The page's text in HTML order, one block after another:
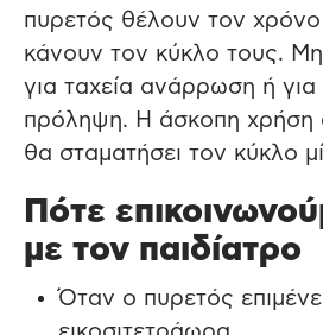
πυρετός θέλουν τον
κάνουν τον κύκλο τους. Μη
για ταχεία ανάρρωση ή για
πρόληψη. Η άσκοπη
θα σταματήσει τον κύκλο
Πότε
με τον παιδίατρο
Όταν ο πυρετός